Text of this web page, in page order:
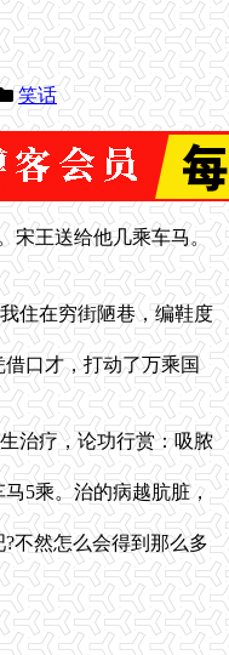
笑话
宋王送给他几乘车马。
住在穷街陋巷，编鞋度
口才，打动了万乘国
治疗，论功行赏：吸脓
5乘。治的病越肮脏，
不然怎么会得到那么多